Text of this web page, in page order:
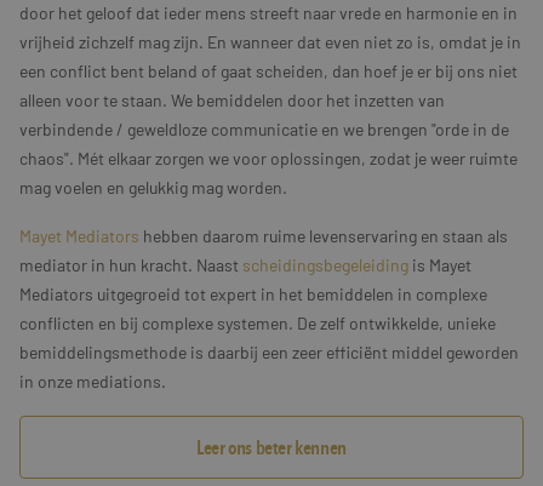
door het geloof dat ieder mens streeft naar vrede en harmonie en in
vrijheid zichzelf mag zijn. En wanneer dat even niet zo is, omdat je in
een conflict bent beland of gaat scheiden, dan hoef je er bij ons niet
alleen voor te staan. We bemiddelen door het inzetten van
verbindende / geweldloze communicatie en we brengen "orde in de
chaos". Mét elkaar zorgen we voor oplossingen, zodat je weer ruimte
mag voelen en gelukkig mag worden.
Mayet Mediators hebben daarom ruime levenservaring en staan als
mediator in hun kracht. Naast scheidingsbegeleiding is Mayet
Mediators uitgegroeid tot expert in het bemiddelen in complexe
conflicten en bij complexe systemen. De zelf ontwikkelde, unieke
bemiddelingsmethode is daarbij een zeer efficiënt middel geworden
in onze mediations.
Leer ons beter kennen